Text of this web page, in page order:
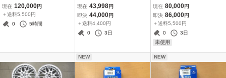
（RG714） 17×7.5J
＋48 5/100 ハブ56Φ
4本セット
現在 120,000円
＋送料5,500円
0
5時間
タントカスタム純正 1
4×4.5J +45 4/100
4本セット
現在 43,998円
即決 44,000円
＋送料4,400円
0
3日
クレイ ハードロック
ローガン 17×7.0J +38
5/114 ４本セット
現在 80,000円
即決 86,000円
＋送料5,500円
0
3日
未使用
NEW NEW